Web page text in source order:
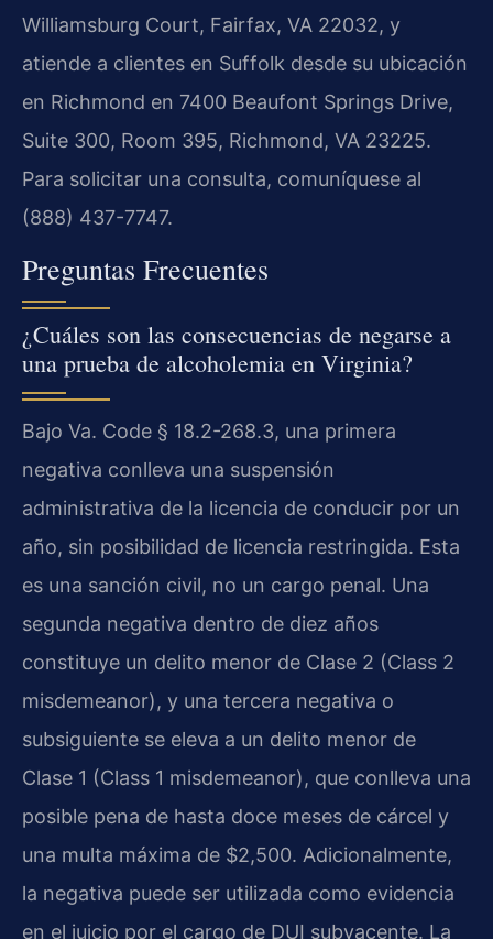
Williamsburg Court, Fairfax, VA 22032, y
atiende a clientes en Suffolk desde su ubicación
en Richmond en 7400 Beaufont Springs Drive,
Suite 300, Room 395, Richmond, VA 23225.
Para solicitar una consulta, comuníquese al
(888) 437-7747.
Preguntas Frecuentes
¿Cuáles son las consecuencias de negarse a
una prueba de alcoholemia en Virginia?
Bajo Va. Code § 18.2-268.3, una primera
negativa conlleva una suspensión
administrativa de la licencia de conducir por un
año, sin posibilidad de licencia restringida. Esta
es una sanción civil, no un cargo penal. Una
segunda negativa dentro de diez años
constituye un delito menor de Clase 2 (Class 2
misdemeanor), y una tercera negativa o
subsiguiente se eleva a un delito menor de
Clase 1 (Class 1 misdemeanor), que conlleva una
posible pena de hasta doce meses de cárcel y
una multa máxima de $2,500. Adicionalmente,
la negativa puede ser utilizada como evidencia
en el juicio por el cargo de DUI subyacente. La